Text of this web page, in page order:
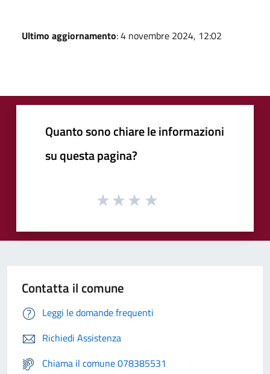
Ultimo aggiornamento: 4 novembre 2024, 12:02
Quanto sono chiare le informazioni
su questa pagina?
Contatta il comune
Leggi le domande frequenti
Richiedi Assistenza
Chiama il comune 078385531